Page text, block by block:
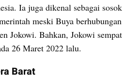
Ia juga dikenal sebagai sosok
meski Buya berhubungan
Jokowi. Bahkan, Jokowi sempat
26 Maret 2022 lalu.
Barat